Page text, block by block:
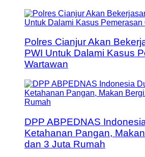
Polres Cianjur Akan
PWI Untuk Dalami Kasus
Wartawan
DPP ABPEDNAS
Ketahanan Pangan,
dan 3 Juta Rumah